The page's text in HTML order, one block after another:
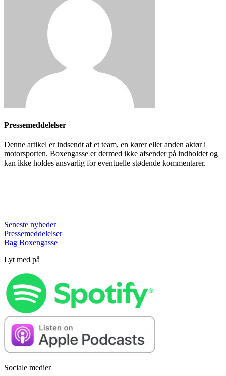
Pressemeddelelser
Denne artikel er indsendt af et team, en kører eller anden aktør i
motorsporten. Boxengasse er dermed ikke afsender på indholdet og
kan ikke holdes ansvarlig for eventuelle stødende kommentarer.
Seneste nyheder
Pressemeddelelser
Bag Boxengasse
Lyt med på
Sociale medier